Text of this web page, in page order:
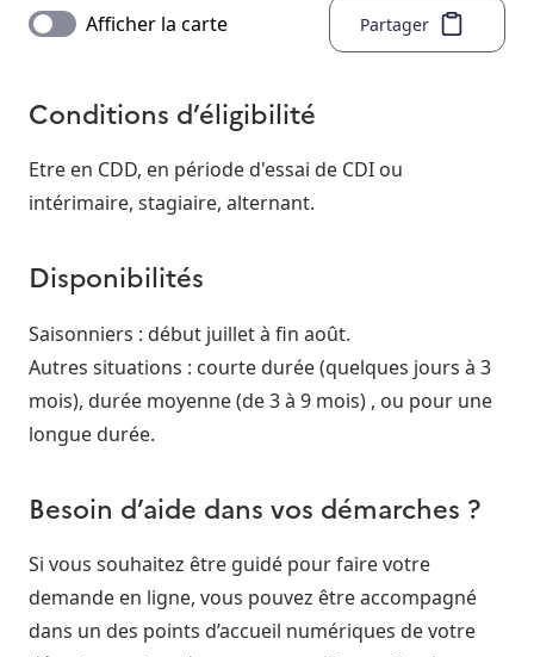
Afficher la carte Partager
Conditions d’éligibilité
Etre en CDD, en période d'essai de CDI ou
intérimaire, stagiaire, alternant.
Disponibilités
Saisonniers : début juillet à fin août.
Autres situations : courte durée (quelques jours à 3
mois), durée moyenne (de 3 à 9 mois) , ou pour une
longue durée.
Besoin d’aide dans vos démarches ?
Si vous souhaitez être guidé pour faire votre
demande en ligne, vous pouvez être accompagné
dans un des points d’accueil numériques de votre